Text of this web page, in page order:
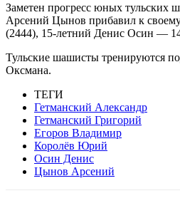
Заметен прогресс юных тульских
Арсений Цынов прибавил к
(2444), 15-летний Денис Осин —
Тульские шашисты тренируются
Оксмана.
ТЕГИ
Гетманский Александр
Гетманский Григорий
Егоров Владимир
Королёв Юрий
Осин Денис
Цынов Арсений